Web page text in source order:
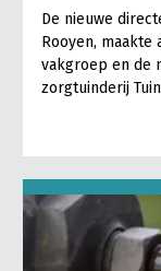
De nieuwe
Rooyen,
vakgroep en de
zorgtuinderij